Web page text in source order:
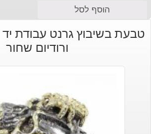
הוסף לסל
טבעת בשיבוץ גרנט עבודת יד
ורודיום שחור